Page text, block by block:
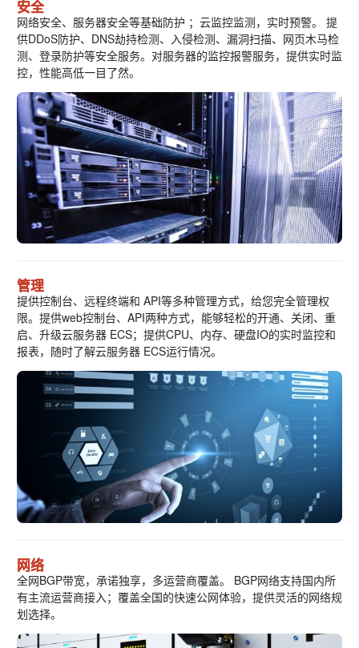
安全
网络安全、服务器安全等基础防护 ；云监控监测，实时预警。 提
供DDoS防护、DNS劫持检测、入侵检测、漏洞扫描、网页木马检
测、登录防护等安全服务。对服务器的监控报警服务，提供实时监
控，性能高低一目了然。
管理
提供控制台、远程终端和 API等多种管理方式，给您完全管理权
限。提供web控制台、API两种方式，能够轻松的开通、关闭、重
启、升级云服务器 ECS；提供CPU、内存、硬盘IO的实时监控和
报表，随时了解云服务器 ECS运行情况。
网络
全网BGP带宽，承诺独享，多运营商覆盖。 BGP网络支持国内所
有主流运营商接入；覆盖全国的快速公网体验，提供灵活的网络规
划选择。